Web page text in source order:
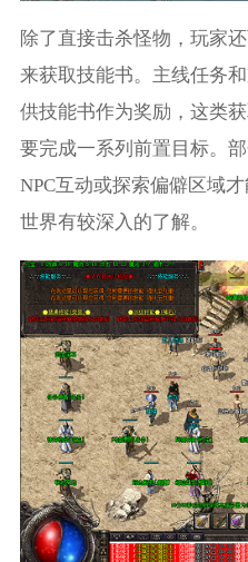
除了直接击杀怪物，玩家
来获取技能书。主线任务
供技能书作为奖励，这类
要完成一系列前置目标。
NPC互动或探索偏僻区域
世界有较深入的了解。